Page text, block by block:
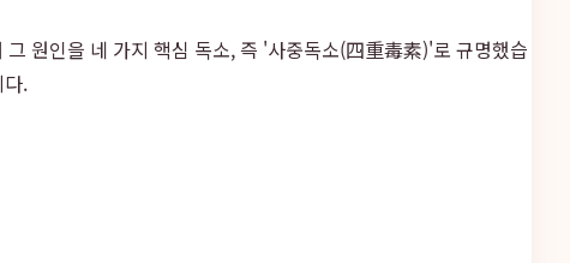
원인을 네 가지 핵심 독소, 즉 '사중독소(四重毒素)'로 규명했습
.